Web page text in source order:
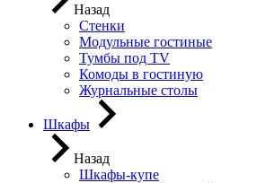
Назад
Стенки
Модульные гостиные
Тумбы под ТV
Комоды в гостиную
Журнальные столы
Шкафы
Назад
Шкафы-купе